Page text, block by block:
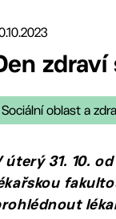
zdraví
Sociální oblast a
úterý 31. 10.